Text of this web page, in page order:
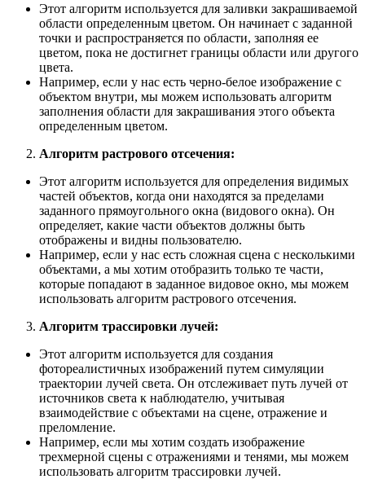
Этот алгоритм используется для заливки закрашиваемой
области определенным цветом. Он начинает с заданной
точки и распространяется по области, заполняя ее
цветом, пока не достигнет границы области или другого
цвета.
Например, если у нас есть черно-белое изображение с
объектом внутри, мы можем использовать алгоритм
заполнения области для закрашивания этого объекта
определенным цветом.
Алгоритм растрового отсечения:
Этот алгоритм используется для определения видимых
частей объектов, когда они находятся за пределами
заданного прямоугольного окна (видового окна). Он
определяет, какие части объектов должны быть
отображены и видны пользователю.
Например, если у нас есть сложная сцена с несколькими
объектами, а мы хотим отобразить только те части,
которые попадают в заданное видовое окно, мы можем
использовать алгоритм растрового отсечения.
Алгоритм трассировки лучей:
Этот алгоритм используется для создания
фотореалистичных изображений путем симуляции
траектории лучей света. Он отслеживает путь лучей от
источников света к наблюдателю, учитывая
взаимодействие с объектами на сцене, отражение и
преломление.
Например, если мы хотим создать изображение
трехмерной сцены с отражениями и тенями, мы можем
использовать алгоритм трассировки лучей.